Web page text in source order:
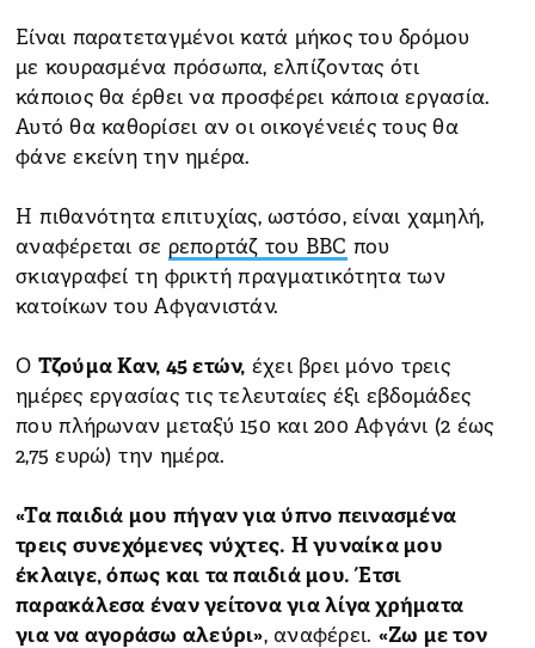
Είναι παρατεταγμένοι κατά μήκος του δρόμου
με κουρασμένα πρόσωπα, ελπίζοντας ότι
κάποιος θα έρθει να προσφέρει κάποια εργασία.
Αυτό θα καθορίσει αν οι οικογένειές τους θα
φάνε εκείνη την ημέρα.
Η πιθανότητα επιτυχίας, ωστόσο, είναι χαμηλή,
αναφέρεται σε ρεπορτάζ του BBC που
σκιαγραφεί τη φρικτή πραγματικότητα των
κατοίκων του Αφγανιστάν.
Ο Τζούμα Καν, 45 ετών, έχει βρει μόνο τρεις
ημέρες εργασίας τις τελευταίες έξι εβδομάδες
που πλήρωναν μεταξύ 150 και 200 Αφγάνι (2 έως
2,75 ευρώ) την ημέρα.
«Τα παιδιά μου πήγαν για ύπνο πεινασμένα
τρεις συνεχόμενες νύχτες. Η γυναίκα μου
έκλαιγε, όπως και τα παιδιά μου. Έτσι
παρακάλεσα έναν γείτονα για λίγα χρήματα
για να αγοράσω αλεύρι», αναφέρει. «Ζω με τον